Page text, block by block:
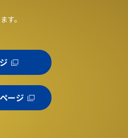
す。
ージ